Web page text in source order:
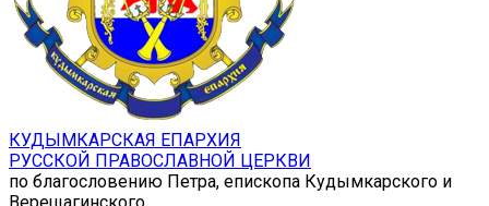
КУДЫМКАРСКАЯ ЕПАРХИЯ
РУССКОЙ ПРАВОСЛАВНОЙ ЦЕРКВИ
по благословению Петра, епископа Кудымкарского и
Верещагинского